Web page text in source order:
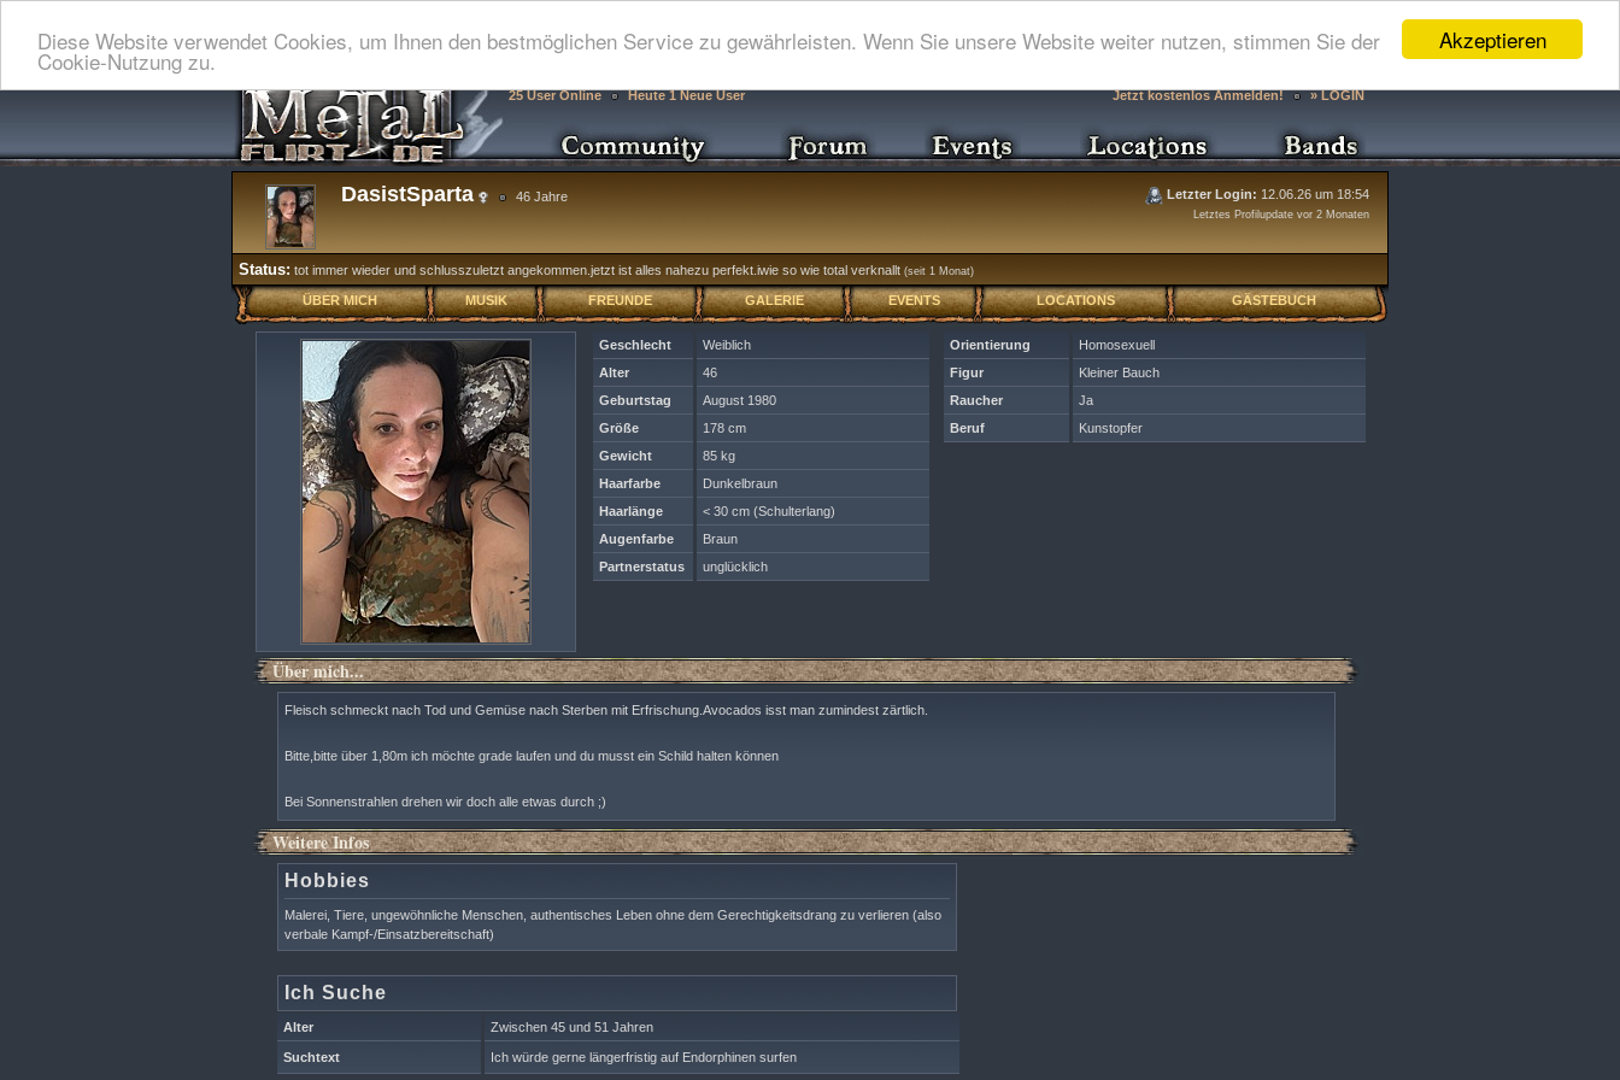
Akzeptieren
Diese Website verwendet Cookies, um Ihnen den bestmöglichen Service zu gewährleisten. Wenn Sie unsere Website weiter nutzen, stimmen Sie der
Cookie-Nutzung zu.
25 User Online Heute 1 Neue User Jetzt kostenlos Anmelden! » LOGIN
DasistSparta 46 Jahre Letzter Login: 12.06.26 um 18:54
Letztes Profilupdate vor 2 Monaten
Status: tot immer wieder und schlusszuletzt angekommen.jetzt ist alles nahezu perfekt.iwie so wie total verknallt (seit 1 Monat)
ÜBER MICH MUSIK FREUNDE GALERIE EVENTS LOCATIONS GÄSTEBUCH
Orientierung
Homosexuell
Figur
Kleiner Bauch
Raucher
Ja
Beruf
Kunstopfer
Geschlecht
Weiblich
Alter
46
Geburtstag
August 1980
Größe
178 cm
Gewicht
85 kg
Haarfarbe
Dunkelbraun
Haarlänge
< 30 cm (Schulterlang)
Augenfarbe
Braun
Partnerstatus
unglücklich
Über mich...
Fleisch schmeckt nach Tod und Gemüse nach Sterben mit Erfrischung.Avocados isst man zumindest zärtlich.
Bitte,bitte über 1,80m ich möchte grade laufen und du musst ein Schild halten können
Bei Sonnenstrahlen drehen wir doch alle etwas durch ;)
Weitere Infos
Hobbies
Malerei, Tiere, ungewöhnliche Menschen, authentisches Leben ohne dem Gerechtigkeitsdrang zu verlieren (also
verbale Kampf-/Einsatzbereitschaft)
Ich Suche
Alter Zwischen 45 und 51 Jahren
Suchtext Ich würde gerne längerfristig auf Endorphinen surfen